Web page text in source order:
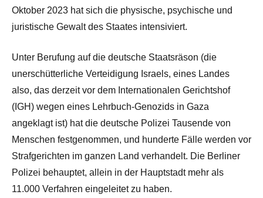
Oktober 2023 hat sich die physische, psychische und
juristische Gewalt des Staates intensiviert.
Unter Berufung auf die deutsche Staatsräson (die
unerschütterliche Verteidigung Israels, eines Landes
also, das derzeit vor dem Internationalen Gerichtshof
(IGH) wegen eines Lehrbuch-Genozids in Gaza
angeklagt ist) hat die deutsche Polizei Tausende von
Menschen festgenommen, und hunderte Fälle werden vor
Strafgerichten im ganzen Land verhandelt. Die Berliner
Polizei behauptet, allein in der Hauptstadt mehr als
11.000 Verfahren eingeleitet zu haben.